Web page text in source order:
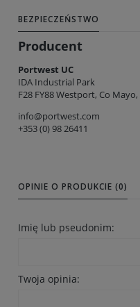
BEZPIECZEŃSTWO
Producent
Portwest UC
IDA Industrial Park
F28 FY88 Westport, Co
info@portwest.com
+353 (0) 98 26411
OPINIE O PRODUKCIE (0)
Imię lub pseudonim:
Twoja opinia: